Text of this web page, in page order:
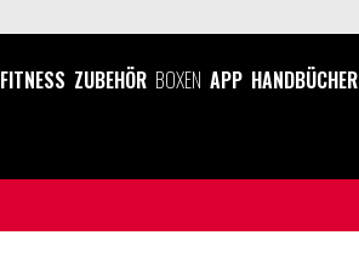
FITNESS ZUBEHÖR BOXEN APP HANDBÜCHER